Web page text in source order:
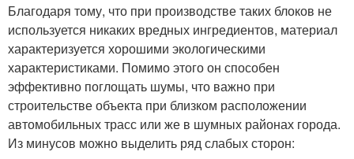
Благодаря тому, что при производстве таких блоков не
используется никаких вредных ингредиентов, материал
характеризуется хорошими экологическими
характеристиками. Помимо этого он способен
эффективно поглощать шумы, что важно при
строительстве объекта при близком расположении
автомобильных трасс или же в шумных районах города.
Из минусов можно выделить ряд слабых сторон: